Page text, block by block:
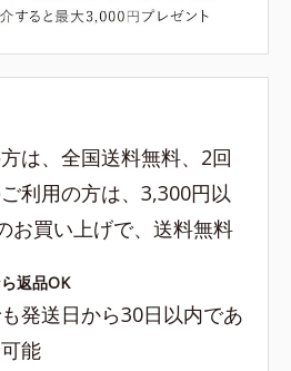
は、全国送料無料、2回
利用の方は、3,300円以
お買い上げで、送料無料
返品OK
発送日から30日以内であ
能